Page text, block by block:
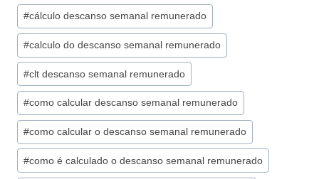
#cálculo descanso semanal remunerado
#calculo do descanso semanal remunerado
#clt descanso semanal remunerado
#como calcular descanso semanal remunerado
#como calcular o descanso semanal remunerado
#como é calculado o descanso semanal remunerado